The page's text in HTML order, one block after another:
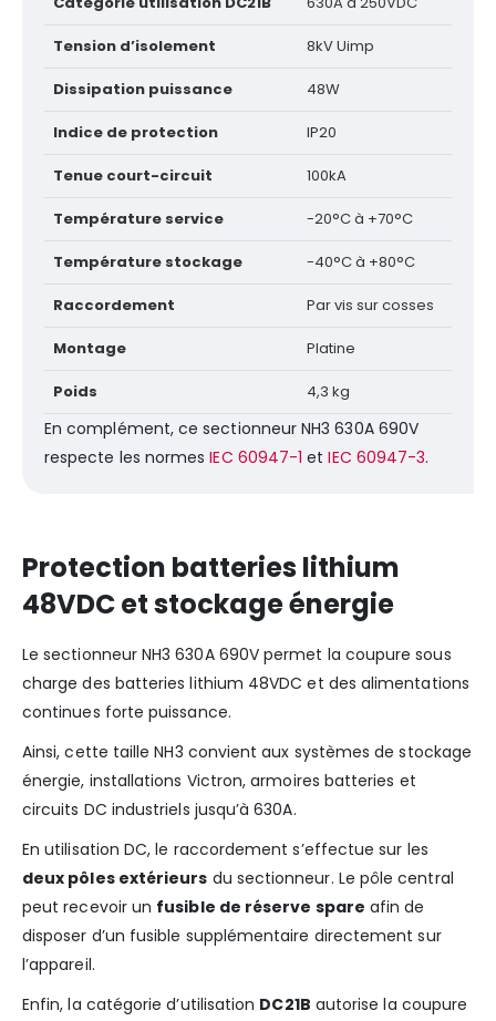
Tension d’isolement 8kV Uimp
Dissipation puissance 48W
Indice de protection IP20
Tenue court-circuit 100kA
Température service -20°C à +70°C
Température stockage -40°C à +80°C
Raccordement Par vis sur cosses
Montage Platine
Poids 4,3 kg
En complément, ce sectionneur NH3 630A 690V
respecte les normesIEC 60947-1 etIEC 60947-3.
Protection batteries lithium
48VDC et stockage énergie
Le sectionneur NH3 630A 690V permet la coupure sous
charge des batteries lithium 48VDC et des alimentations
continues forte puissance.
Ainsi, cette taille NH3 convient aux systèmes de stockage
énergie, installations Victron, armoires batteries et
circuits DC industriels jusqu’à 630A.
En utilisation DC, le raccordement s’effectue sur les
deux pôles extérieurs du sectionneur. Le pôle central
peut recevoir un fusible de réserve spare afin de
disposer d’un fusible supplémentaire directement sur
l’appareil.
Enfin, la catégorie d’utilisation DC21B autorise la coupure